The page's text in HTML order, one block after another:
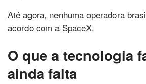
Até agora, nenhuma operadora
acordo com a SpaceX.
O que a tecnologia
ainda falta